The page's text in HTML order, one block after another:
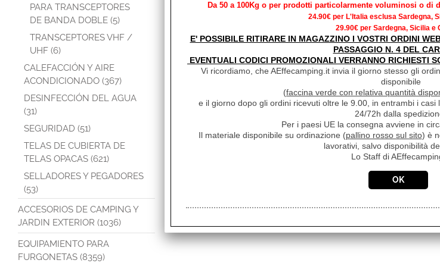
PARA TRANSCEPTORES
DE BANDA DOBLE (5)
TRANSCEPTORES VHF /
UHF (6)
CALEFACCIÓN Y AIRE
ACONDICIONADO (367)
DESINFECCIÓN DEL AGUA
(31)
SEGURIDAD (51)
TELAS DE CUBIERTA DE
TELAS OPACAS (621)
SELLADORES Y PEGADORES
(53)
ACCESORIOS DE CAMPING Y
JARDIN EXTERIOR (1036)
EQUIPAMIENTO PARA
FURGONETAS (8359)
TRANSCEPTORES VHF
Da 50 a 100Kg o per prodotti particolarmente voluminosi o di
24.90€ per L'Italia esclusa Sardegna,
29.90€ per Sardegna, Sicilia e
E' POSSIBILE RITIRARE IN MAGAZZINO I VOSTRI ORDINI
PASSAGGIO N. 4 DEL
EVENTUALI CODICI PROMOZIONALI VERRANNO RICHIESTI
Vi ricordiamo, che AEffecamping.it invia il giorno stesso gli
disponibile
(faccina verde con relativa quantità
e il giorno dopo gli ordini ricevuti oltre le 9.00, in entrambi i
24/72h dalla
Per i paesi UE la consegna avviene in
Il materiale disponibile su ordinazione (pallino rosso sul sito) è
lavorativi, salvo disponibilità
Lo Staff di